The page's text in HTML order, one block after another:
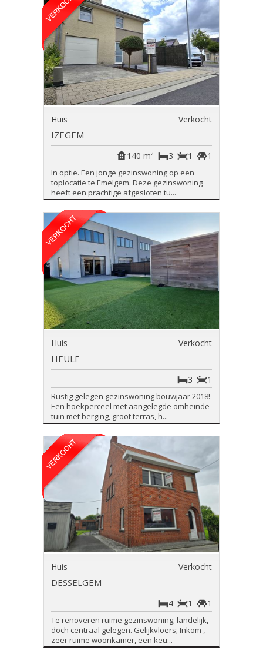
Huis Verkocht
IZEGEM
1
1
3
140 m²
In optie. Een jonge gezinswoning op een
toplocatie te Emelgem. Deze gezinswoning
heeft een prachtige afgesloten tu...
Huis Verkocht
HEULE
1
3
Rustig gelegen gezinswoning bouwjaar 2018!
Een hoekperceel met aangelegde omheinde
tuin met berging, groot terras, h...
Huis Verkocht
DESSELGEM
1
1
4
Te renoveren ruime gezinswoning; landelijk,
doch centraal gelegen. Gelijkvloers; Inkom ,
zeer ruime woonkamer, een keu...